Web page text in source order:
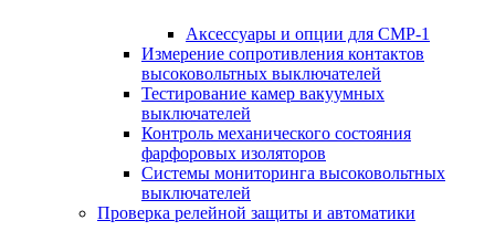
Аксессуары и опции для СМР-1
Измерение сопротивления контактов
высоковольтных выключателей
Тестирование камер вакуумных
выключателей
Контроль механического состояния
фарфоровых изоляторов
Системы мониторинга высоковольтных
выключателей
Проверка релейной защиты и автоматики